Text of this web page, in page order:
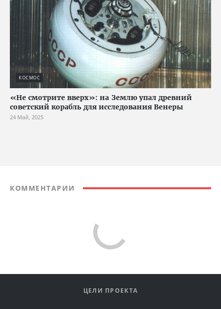
КОСМОС
«Не смотрите вверх»: на Землю упал древний
советский корабль для исследования Венеры
24 Май, 2025
КОММЕНТАРИИ
ЦЕЛИ ПРОЕКТА